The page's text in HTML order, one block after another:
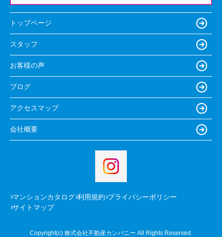
トップページ
スタッフ
お客様の声
ブログ
アクセスマップ
会社概要
マンションカタログ 利用規約 プライバシーポリシー
サイトマップ
Copyright(c) 株式会社不動産カンパニー All Rights Reserved.